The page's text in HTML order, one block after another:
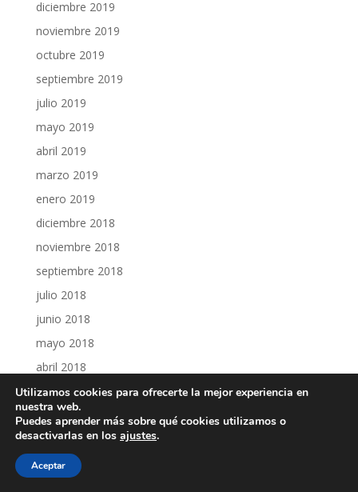
diciembre 2019
noviembre 2019
octubre 2019
septiembre 2019
julio 2019
mayo 2019
abril 2019
marzo 2019
enero 2019
diciembre 2018
noviembre 2018
septiembre 2018
julio 2018
junio 2018
mayo 2018
abril 2018
febrero 2018
enero 2018
diciembre 2017
noviembre 2017
Utilizamos cookies para ofrecerte la mejor experiencia en
nuestra web.
Puedes aprender más sobre qué cookies utilizamos o
desactivarlas en los ajustes.
Aceptar